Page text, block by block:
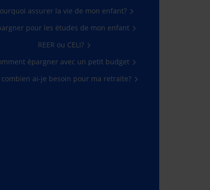
assurer la vie de mon enfant?
pour les études de mon enfant
REER ou CELI?
épargner avec un petit budget
combien ai-je besoin pour ma retraite?